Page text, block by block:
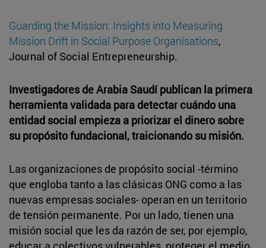
Guarding the Mission: Insights into Measuring
Mission Drift in Social Purpose Organisations,
Journal of Social Entrepreneurship.
Investigadores de Arabia Saudí publican la primera
herramienta validada para detectar cuándo una
entidad social empieza a priorizar el dinero sobre
su propósito fundacional, traicionando su misión.
Las organizaciones de propósito social -término
que engloba tanto a las clásicas ONG como a las
nuevas empresas sociales- operan en un territorio
de tensión permanente. Por un lado, tienen una
misión social que les da razón de ser, por ejemplo,